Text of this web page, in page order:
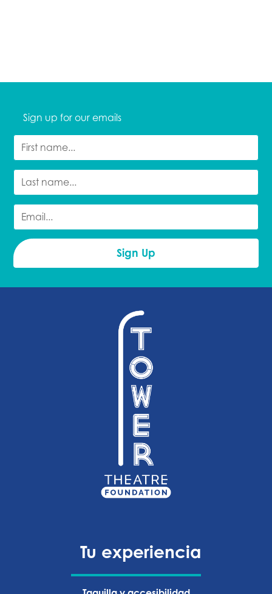
Sign up for our emails
Tu experiencia